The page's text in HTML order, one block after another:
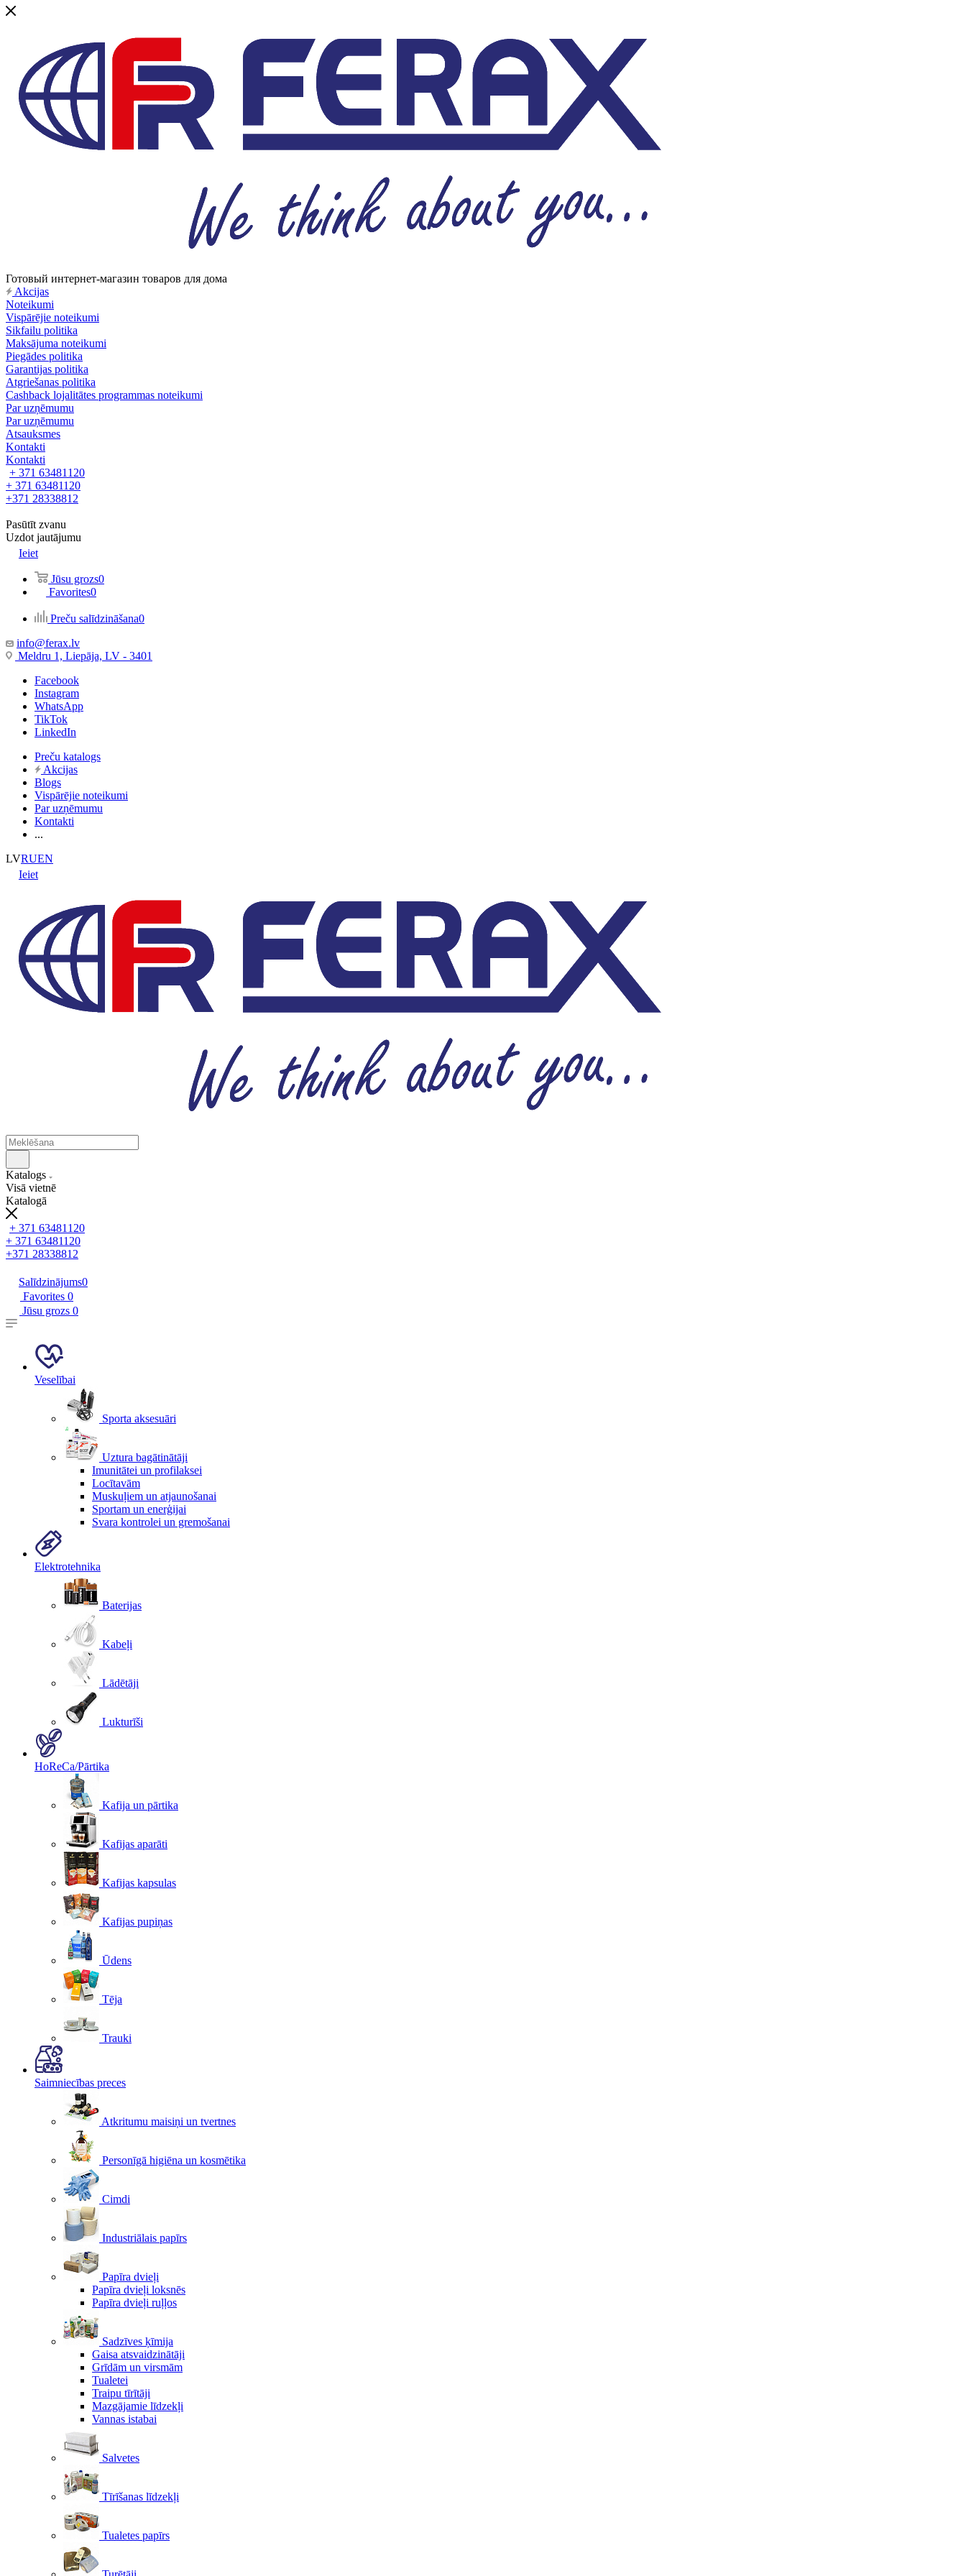
Готовый интернет-магазин товаров для дома
Akcijas
Noteikumi
Vispārējie noteikumi
Sikfailu politika
Maksājuma noteikumi
Piegādes politika
Garantijas politika
Atgriešanas politika
Cashback lojalitātes programmas noteikumi
Par uzņēmumu
Par uzņēmumu
Atsauksmes
Kontakti
Kontakti
+ 371 63481120
+ 371 63481120
+371 28338812
Pasūtīt zvanu
Uzdot jautājumu
Ieiet
Jūsu grozs0
Favorites0
Preču salīdzināšana0
info@ferax.lv
Meldru 1, Liepāja, LV - 3401
Facebook
Instagram
WhatsApp
TikTok
LinkedIn
Preču katalogs
Akcijas
Blogs
Vispārējie noteikumi
Par uzņēmumu
Kontakti
...
LVRUEN
Ieiet
Katalogs
Visā vietnē
Katalogā
+ 371 63481120
+ 371 63481120
+371 28338812
Salīdzinājums0
Favorites 0
Jūsu grozs 0
Veselībai
Sporta aksesuāri
Uztura bagātinātāji
Imunitātei un profilaksei
Locītavām
Muskuļiem un atjaunošanai
Sportam un enerģijai
Svara kontrolei un gremošanai
Elektrotehnika
Baterijas
Kabeļi
Lādētāji
Lukturīši
HoReCa/Pārtika
Kafija un pārtika
Kafijas aparāti
Kafijas kapsulas
Kafijas pupiņas
Ūdens
Tēja
Trauki
Saimniecības preces
Atkritumu maisiņi un tvertnes
Personīgā higiēna un kosmētika
Cimdi
Industriālais papīrs
Papīra dvieļi
Papīra dvieļi loksnēs
Papīra dvieļi ruļļos
Sadzīves ķīmija
Gaisa atsvaidzinātāji
Grīdām un virsmām
Tualetei
Traipu tīrītāji
Mazgājamie līdzekļi
Vannas istabai
Salvetes
Tīrīšanas līdzekļi
Tualetes papīrs